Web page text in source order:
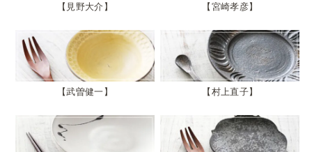
見野大介 宮崎孝彦
武曽健一 村上直子